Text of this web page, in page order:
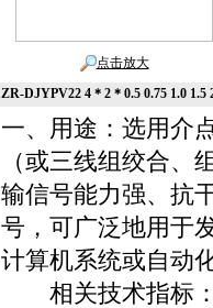
点击放大
ZR-DJYPV22 4＊2＊0.5 0.75 1.0 1.5
一、用途：选用介
（或三线组绞合
输信号能力强、抗
号，可广泛地用于
计算机系统或自动
相关技术指标：